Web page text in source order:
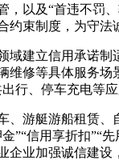
，以及“首违不罚
约束制度，为守
域建立信用承诺
维修等具体服务
行、停车充电等
、游艇游船租赁
”“信用享折扣”“
企业加强诚信建